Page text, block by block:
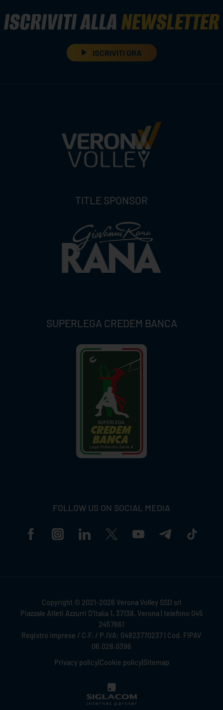
ISCRIVITI ALLANEWSLETTER
ISCRIVITI ORA
TITLE SPONSOR
SUPERLEGA CREDEM BANCA
FOLLOW US ON SOCIAL MEDIA
Copyright © 2021-2026 Verona Volley SSD srl
Piazzale Atleti Azzurri D'Italia 1, 37138, Verona | telefono 045
2457661
Registro imprese / C.F. / P.IVA: 04823770237 | Cod. FIPAV
06.028.0396
Privacy policy Cookie policy Sitemap